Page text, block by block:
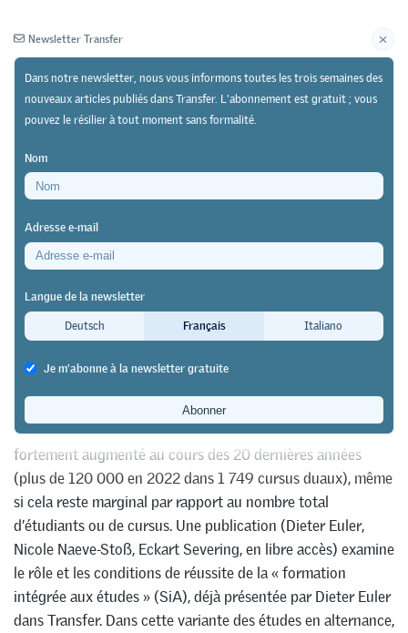
Newsletter Archives
02/02/26
Publication d'un ouvrage sur la « formation
Plus qu’une formation, plus que des
études
Transfer
Le nombre d’étudiants en formation duale en Allemagne a
fortement augmenté au cours des 20 dernières années
(plus de 120 000 en 2022 dans 1 749 cursus duaux), même
si cela reste marginal par rapport au nombre total
d’étudiants ou de cursus. Une publication (Dieter Euler,
Nicole Naeve-Stoß, Eckart Severing, en libre accès) examine
le rôle et les conditions de réussite de la « formation
intégrée aux études » (SiA), déjà présentée par Dieter Euler
dans Transfer. Dans cette variante des études en alternance,
Newsletter Transfer
Dans notre newsletter, nous vous informons toutes les trois semaines des
nouveaux articles publiés dans Transfer. L'abonnement est gratuit ; vous
pouvez le résilier à tout moment sans formalité.
Nom
Adresse e-mail
Langue de la newsletter
Deutsch
Français Italiano
Je m'abonne à la newsletter gratuite